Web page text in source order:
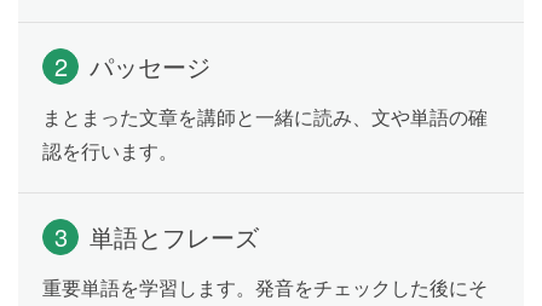
Lesson 14 現在完了形の用法 ②
現在完了形(継続・完了)の文を学習します。「私たちは
仕事を見つけて以来ニューヨークに住んでいます」の
ように過去から継続して続いていることや、「あなた
とについて話したり、たずねたりできるようになりま
す。
2 パッセージ
まとまった文章を講師と一緒に読み、文や単語の確
認を行います。
3 単語とフレーズ
重要単語を学習します。発音をチェックした後にそ